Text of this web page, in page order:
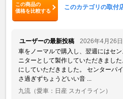
この商品の
価格を比較する
このカテゴリの取付
ユーザーの最新投稿
2026年4月26日
車をノーマルで購入し、翌週にはセ
ニターとして製作していただきまし
にしていただきました。 センターパ
さ過ぎずちょうどいい音 ...
九流 （愛車：日産 スカイライン）